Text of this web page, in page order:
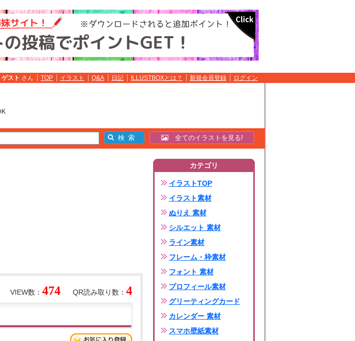
ゲスト さん TOP イラスト Q&A 日記 ILLUSTBOXとは？ 新規会員登録 ログイン
全てのイラストを見る!
QR読み取り数： 4
VIEW数： 474
カテゴリ
イラストTOP
イラスト素材
ぬりえ 素材
シルエット 素材
ライン素材
フレーム・枠素材
フォント 素材
プロフィール素材
グリーティングカード
カレンダー 素材
スマホ壁紙素材